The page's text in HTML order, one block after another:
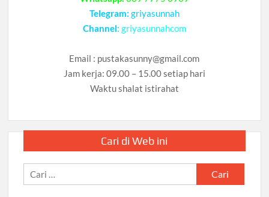
Telegram: griyasunnah
Channel: griyasunnahcom
Email : pustakasunny@gmail.com
Jam kerja: 09.00 – 15.00 setiap hari
Waktu shalat istirahat
Cari di Web ini
Cari
untuk: